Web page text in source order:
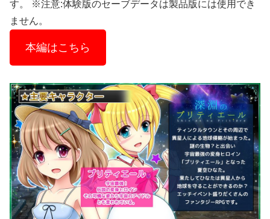
す。 ※注意:体験版のセーブデータは製品版には使用でき
ません。
本編はこちら